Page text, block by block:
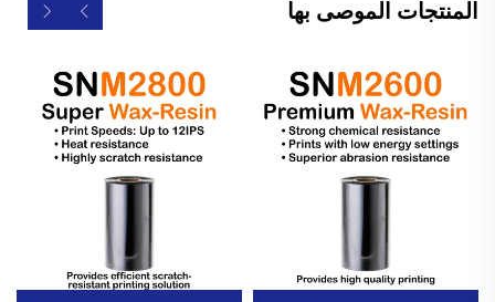
المنتجات الموصى بها